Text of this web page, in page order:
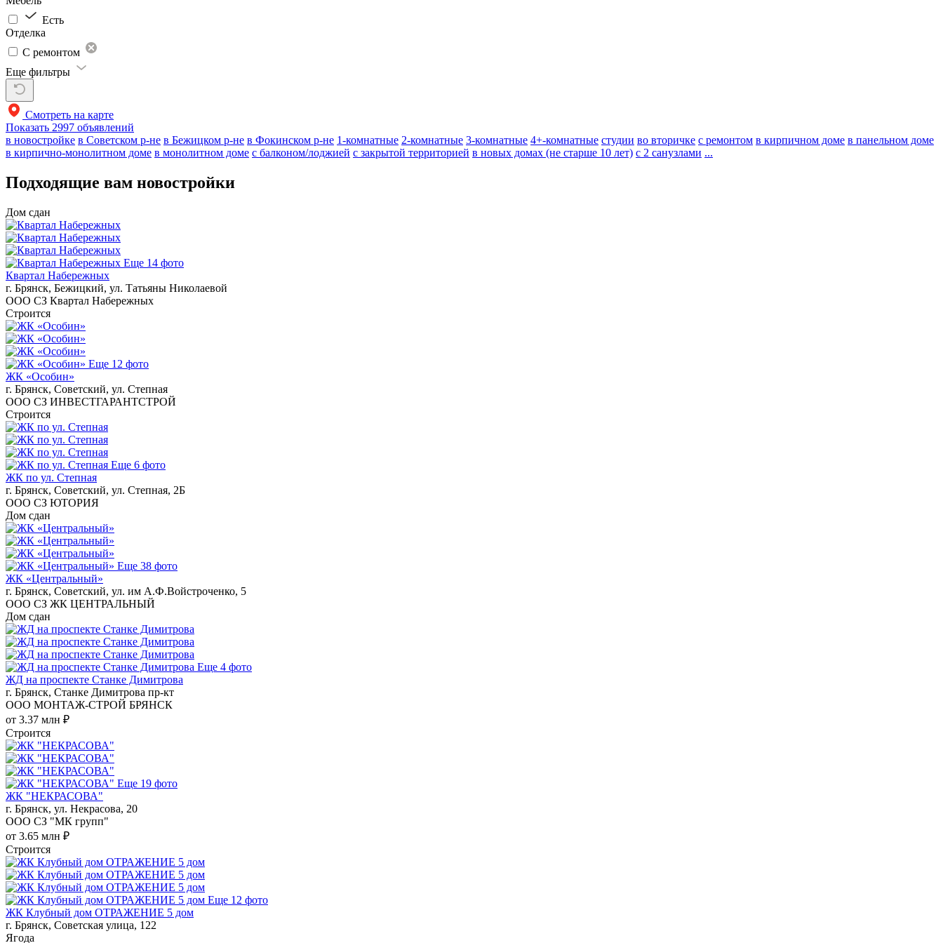
Есть
Отделка
С ремонтом
Еще фильтры
Смотреть на карте
Показать 2997 объявлений
в новостройке в Советском р-не в Бежицком р-не в Фокинском р-не 1-комнатные 2-комнатные 3-комнатные 4+-комнатные студии во вторичке с ремонтом в кирпичном доме в панельном доме
в кирпично-монолитном доме в монолитном доме с балконом/лоджией с закрытой территорией в новых домах (не старше 10 лет) с 2 санузлами ...
Подходящие вам новостройки
Дом сдан
Еще 14 фото
Квартал Набережных
г. Брянск, Бежицкий, ул. Татьяны Николаевой
ООО СЗ Квартал Набережных
Строится
Еще 12 фото
ЖК «Особин»
г. Брянск, Советский, ул. Степная
ООО СЗ ИНВЕСТГАРАНТСТРОЙ
Строится
Еще 6 фото
ЖК по ул. Степная
г. Брянск, Советский, ул. Степная, 2Б
ООО СЗ ЮТОРИЯ
Дом сдан
Еще 38 фото
ЖК «Центральный»
г. Брянск, Советский, ул. им А.Ф.Войстроченко, 5
ООО СЗ ЖК ЦЕНТРАЛЬНЫЙ
Дом сдан
Еще 4 фото
ЖД на проспекте Станке Димитрова
г. Брянск, Станке Димитрова пр-кт
ООО МОНТАЖ-СТРОЙ БРЯНСК
от 3.37 млн ₽
Строится
Еще 19 фото
ЖК "НЕКРАСОВА"
г. Брянск, ул. Некрасова, 20
ООО СЗ "МК групп"
от 3.65 млн ₽
Строится
Еще 12 фото
ЖК Клубный дом ОТРАЖЕНИЕ 5 дом
г. Брянск, Советская улица, 122
Ягода